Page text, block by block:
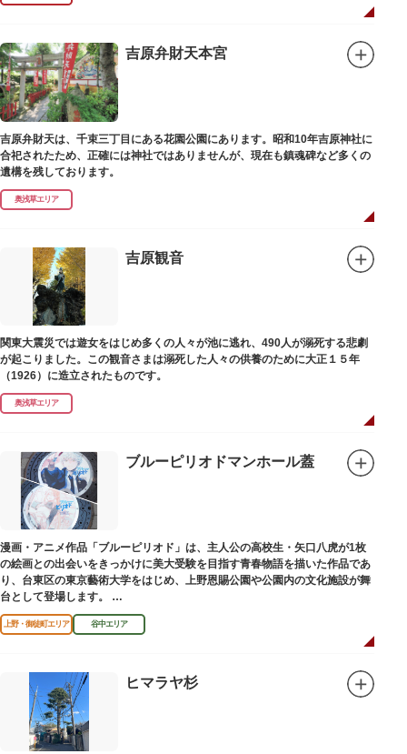
吉原弁財天本宮
吉原弁財天は、千束三丁目にある花園公園にあります。昭和10年吉原神社に
合祀されたため、正確には神社ではありませんが、現在も鎮魂碑など多くの
遺構を残しております。
奥浅草エリア
吉原観音
関東大震災では遊女をはじめ多くの人々が池に逃れ、490人が溺死する悲劇
が起こりました。この観音さまは溺死した人々の供養のために大正１５年
（1926）に造立されたものです。
奥浅草エリア
ブルーピリオドマンホール蓋
漫画・アニメ作品「ブルーピリオド」は、主人公の高校生・矢口八虎が1枚
の絵画との出会いをきっかけに美大受験を目指す青春物語を描いた作品であ
り、台東区の東京藝術大学をはじめ、上野恩賜公園や公園内の文化施設が舞
台として登場します。
区にゆかりのある本作品を通して、新たな観光スポット創出による誘客促進
と区内観光客の回遊性向上を図るため、こちらのマンホール蓋を設置しまし
設置年月日：令和4年3月1日
上野・御徒町エリア 谷中エリア
ヒマラヤ杉